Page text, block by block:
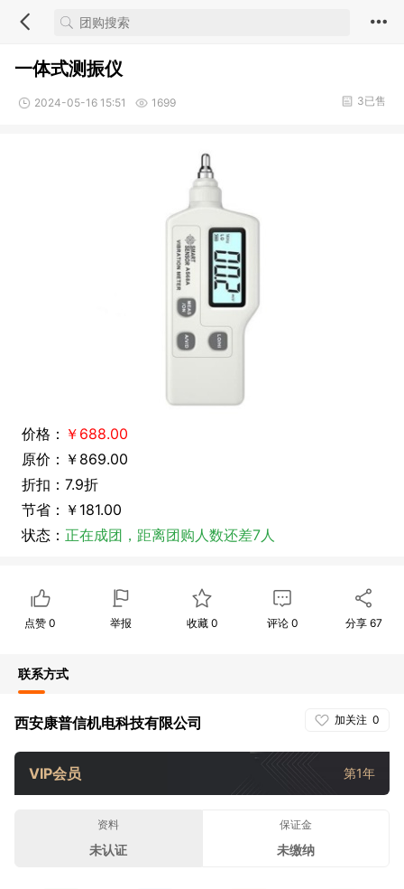
一体式测振仪
2024-05-16 15:51 1699 3已售
价格： ￥688.00
原价：￥869.00
折扣：7.9折
节省：￥181.00
状态： 正在成团，距离团购人数还差7人
点赞0 举报 收藏 0 评论0 分享 67
联系方式
加关注 0
西安康普信机电科技有限公司
VIP会员 第1年
资料
未认证
保证金
未缴纳